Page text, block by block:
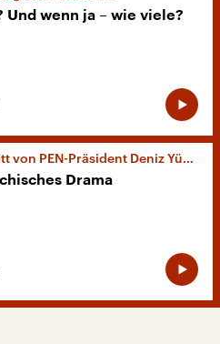
Und wenn ja – wie viele?
von PEN-Präsident Deniz Yücel
Drama